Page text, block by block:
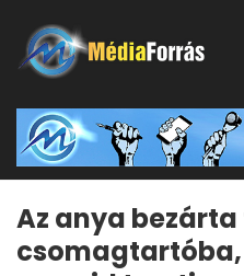
Az anya